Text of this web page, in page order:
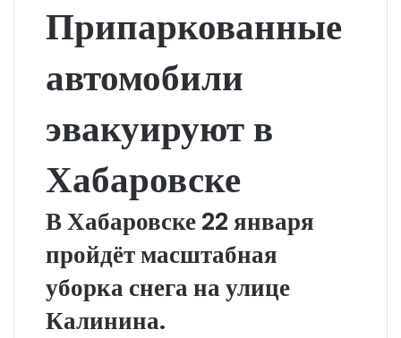
Припаркованные
автомобили
эвакуируют в
Хабаровске
В Хабаровске 22 января
пройдёт масштабная
уборка снега на улице
Калинина.